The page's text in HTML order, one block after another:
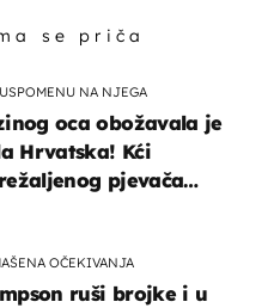
se priča
NA NJEGA
oca obožavala je
Hrvatska! Kći
pjevača
OČEKIVANJA
ruši brojke i u